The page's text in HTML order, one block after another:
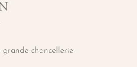
grande chancellerie